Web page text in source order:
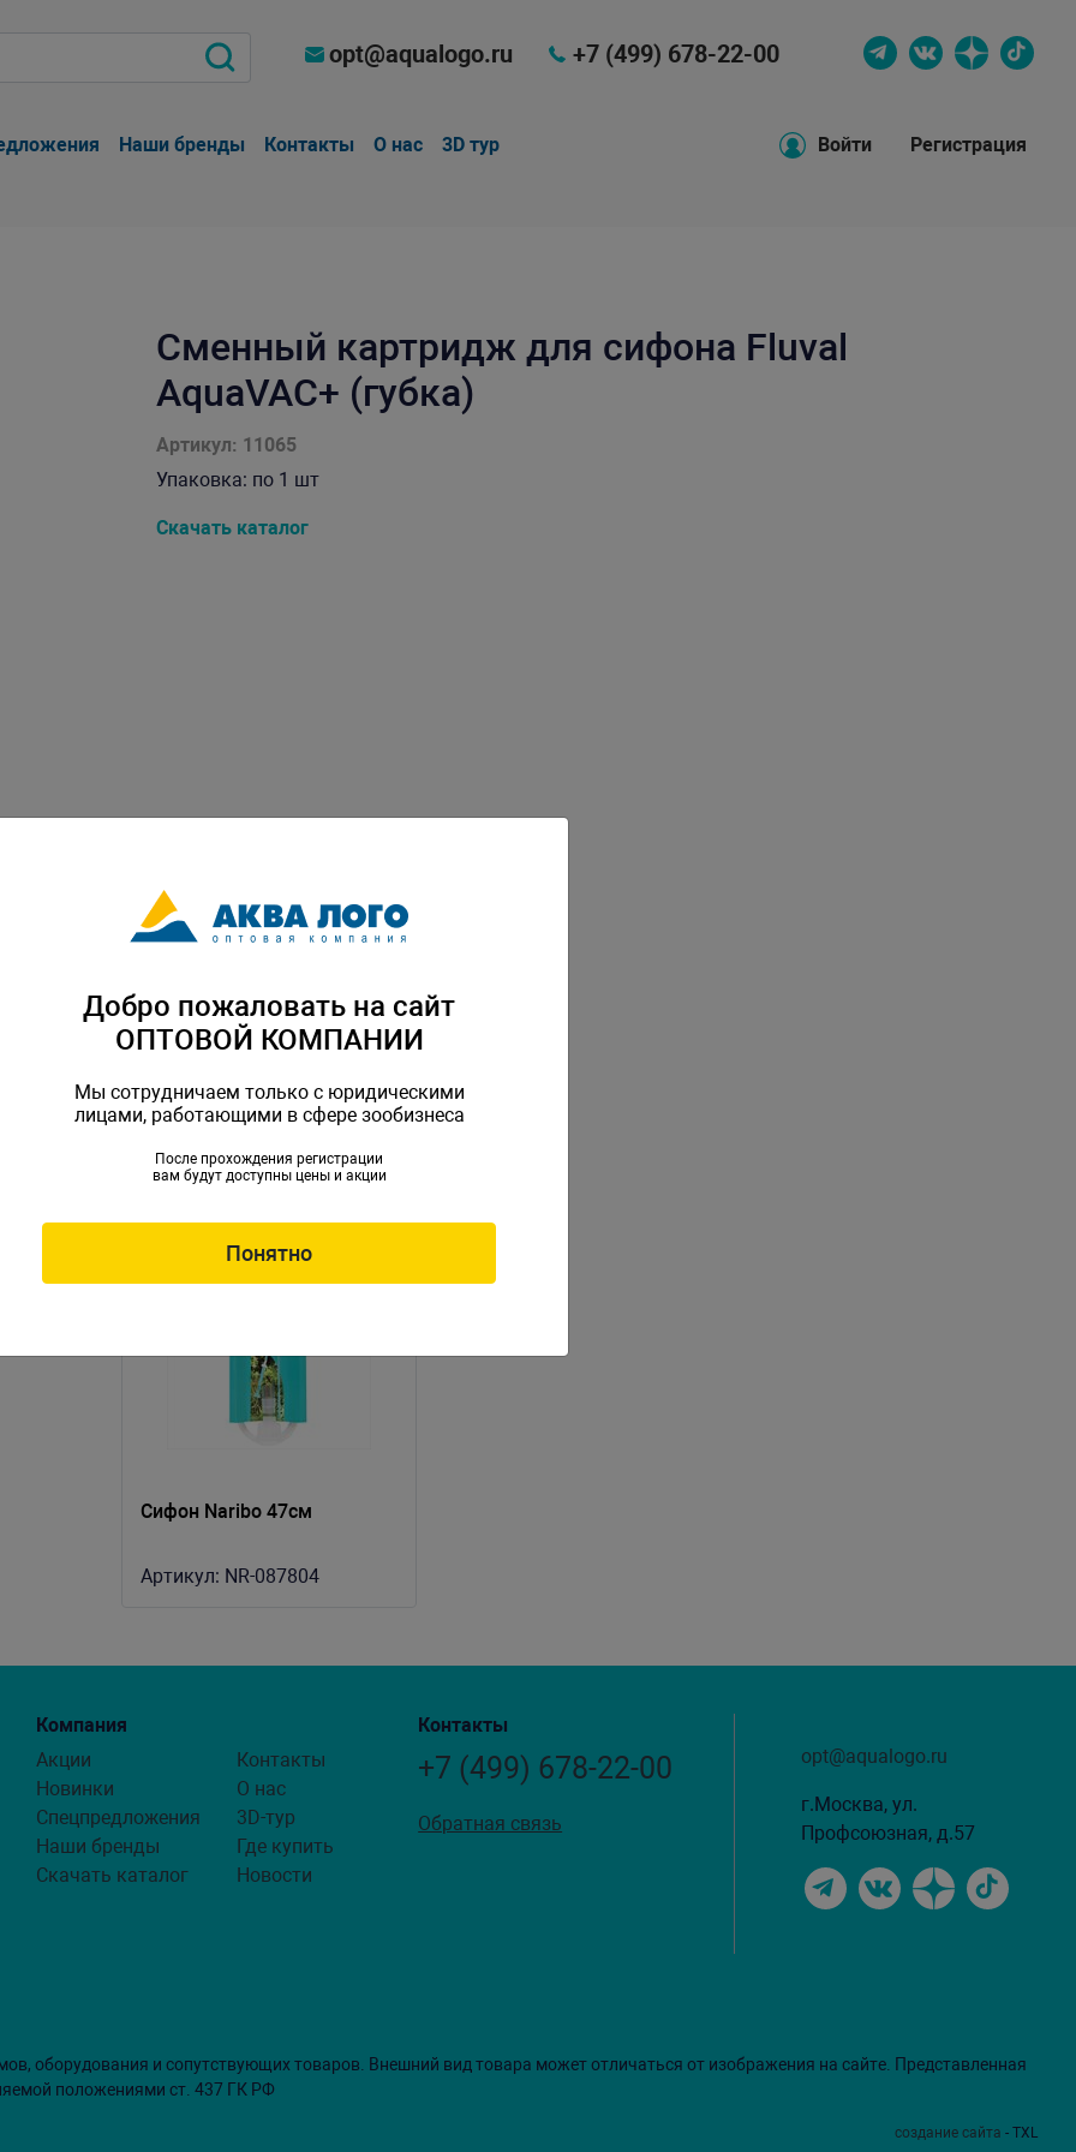
opt@aqualogo.ru +7 (499) 678-22-00
Наши бренды Контакты О нас 3D тур Войти Регистрация
Сменный картридж для сифона Fluval
AquaVAC+ (губка)
Артикул: 11065
Упаковка: по 1 шт
Скачать каталог
Сифон Naribo 47см
Артикул: NR-087804
Компания
Акции
Новинки
Спецпредложения
Наши бренды
Скачать каталог
Контакты
О нас
3D-тур
Где купить
Новости
Контакты
+7 (499) 678-22-00
Обратная связь
opt@aqualogo.ru
г.Москва, ул.
Профсоюзная, д.57
оборудования и сопутствующих товаров. Внешний вид товара может отличаться от изображения на сайте. Представленная
положениями ст. 437 ГК РФ
создание сайта - TXL
Добро пожаловать на сайт
ОПТОВОЙ КОМПАНИИ
Мы сотрудничаем только с юридическими
лицами, работающими в сфере зообизнеса
После прохождения регистрации
вам будут доступны цены и акции
Понятно